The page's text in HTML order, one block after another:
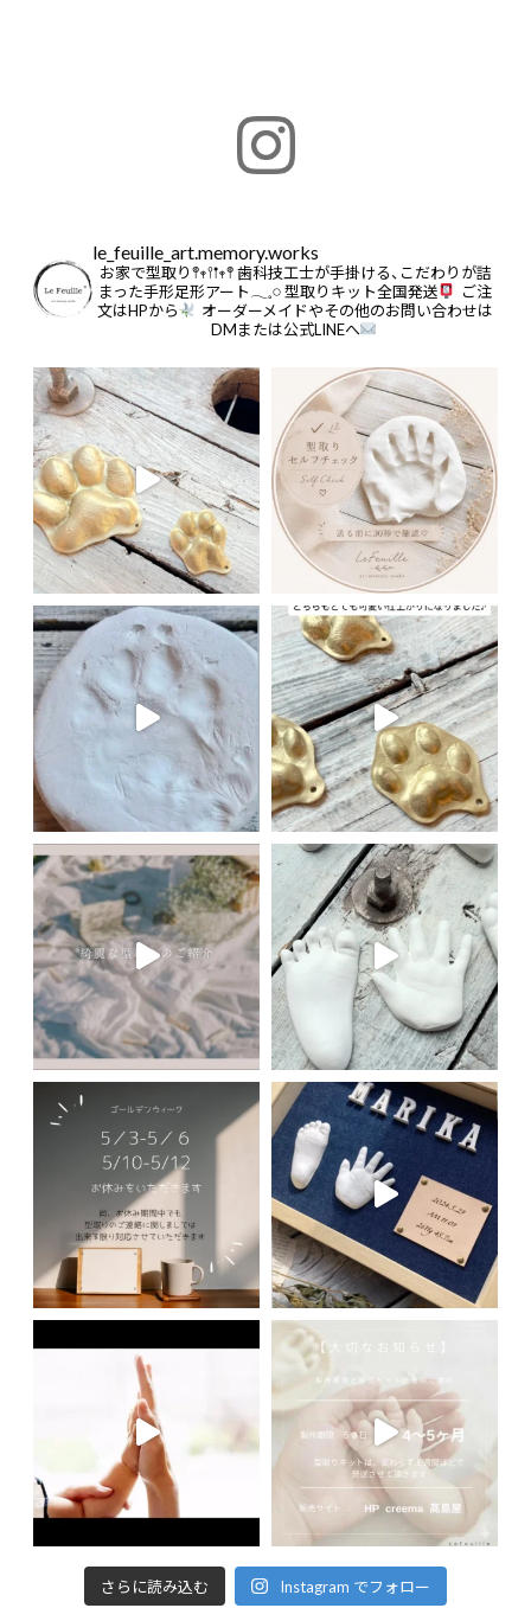
le_feuille_art.memory.works
お家で型取り𖤣𖥧𖥣𖡡𖥧𖤣歯科技工士が手掛ける、こだわりが詰
まった手形足形アート𓂃𓈒𓏸型取りキット全国発送
ご注
文はHPから
オーダーメイドやその他のお問い合わせは
DMまたは公式LINEへ
さらに読み込む Instagram でフォロー